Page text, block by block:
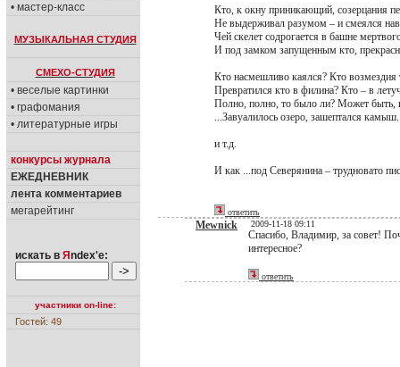
• мастер-класс
МУЗЫКАЛЬНАЯ СТУДИЯ
СМЕХО-СТУДИЯ
• веселые картинки
• графомания
• литературные игры
конкурсы журнала
ЕЖЕДНЕВНИК
лента комментариев
мегарейтинг
искать в Я ndex'е:
участники on-line:
Гостей: 49
Кто, к окну приникающий, созерцания
Не выдерживал разумом – и смеялся
Чей скелет содрогается в башне
И под замком запущенным кто,
Кто насмешливо каялся? Кто возмездия
Превратился кто в филина? Кто – в
Полно, полно, то было ли? Может быть,
...Завуалилось озеро, зашептался камыш.
и т.д.
И как ...под Северянина – трудновато
ответить
Mewnick 2009-11-18 09:11
Спасибо, Владимир, за совет!
интересное?
ответить